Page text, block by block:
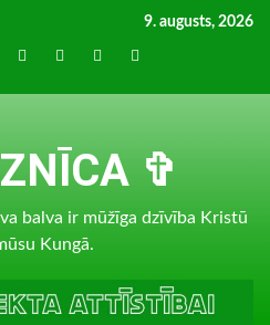
9. augusts, 2026
Instagram
LinkedInwhatsapp
RSS
✞
balva ir mūžīga dzīvība Kristū
Kungā.